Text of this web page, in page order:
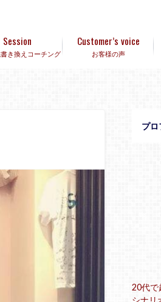
き換えコーチング
Session
お客様の声
Customer’s voice
プ
20代で
シナリ